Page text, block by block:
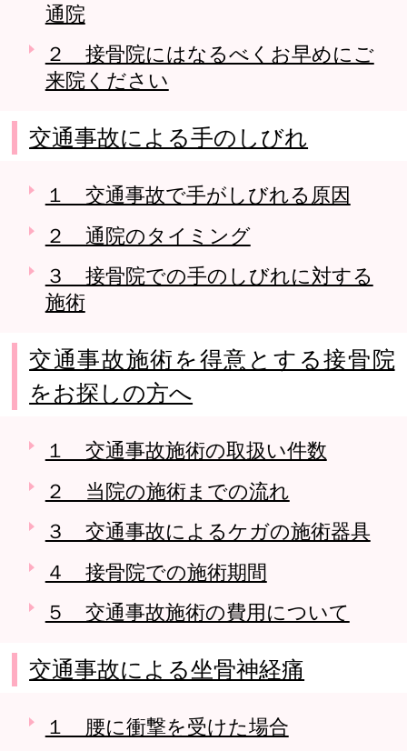
通院
２ 接骨院にはなるべくお早めにご
来院ください
交通事故による手のしびれ
１ 交通事故で手がしびれる原因
２ 通院のタイミング
３ 接骨院での手のしびれに対する
施術
交通事故施術を得意とする接骨院
をお探しの方へ
１ 交通事故施術の取扱い件数
２ 当院の施術までの流れ
３ 交通事故によるケガの施術器具
４ 接骨院での施術期間
５ 交通事故施術の費用について
交通事故による坐骨神経痛
１ 腰に衝撃を受けた場合